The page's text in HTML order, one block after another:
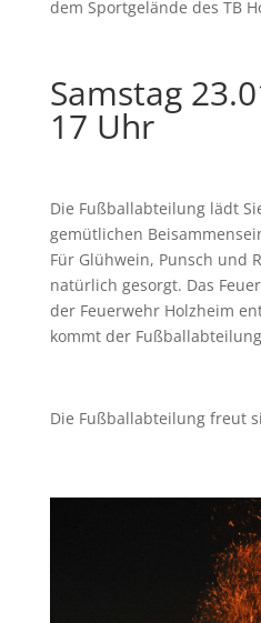
dem Sportgelände des TB
Samstag
17 Uhr
Die Fußballabteilung lädt
gemütlichen
Für Glühwein, Punsch und
natürlich gesorgt. Das
der Feuerwehr Holzheim
kommt der
Die Fußballabteilung freut